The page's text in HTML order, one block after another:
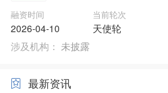
融资时间
2026-04-10
当前轮次
天使轮
涉及机构： 未披露
最新资讯